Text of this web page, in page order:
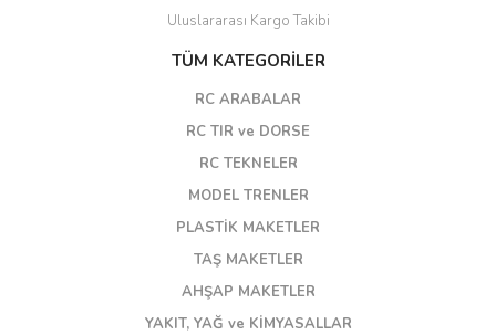
Uluslararası Kargo Takibi
TÜM KATEGORİLER
RC ARABALAR
RC TIR ve DORSE
RC TEKNELER
MODEL TRENLER
PLASTİK MAKETLER
TAŞ MAKETLER
AHŞAP MAKETLER
YAKIT, YAĞ ve KİMYASALLAR